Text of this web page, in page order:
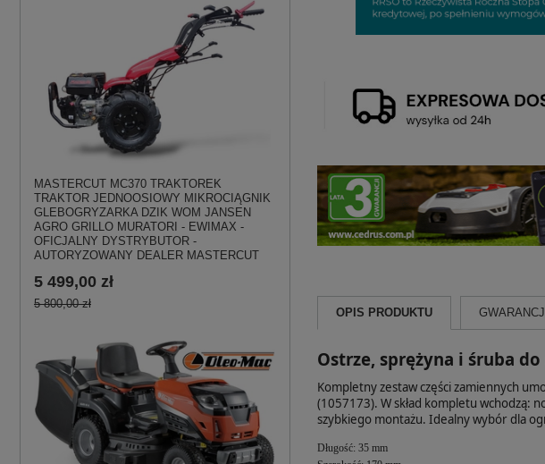
MASTERCUT MC370 TRAKTOREK
TRAKTOR JEDNOOSIOWY MIKROCIĄGNIK
GLEBOGRYZARKA DZIK WOM JANSEN
AGRO GRILLO MURATORI - EWIMAX -
OFICJALNY DYSTRYBUTOR -
AUTORYZOWANY DEALER MASTERCUT
5 499,00 zł
5 800,00 zł
OPIS PRODUKTU
Ostrze, sprężyna i śruba
Kompletny zestaw części zamiennych
(1057173). W skład kompletu wchodzą:
szybkiego montażu. Idealny wybór dla
Długość: 35 mm